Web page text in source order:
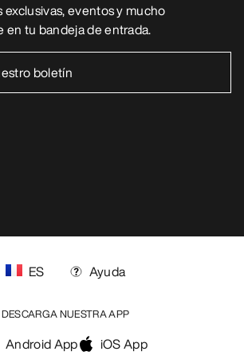
eventos y mucho
en tu bandeja de entrada.
ES Ayuda
DESCARGA NUESTRA APP
Android App iOS App